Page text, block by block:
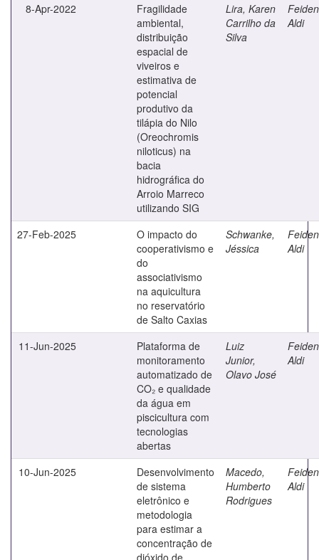
8-Apr-2022
Fragilidade
ambiental,
distribuição
espacial de
viveiros e
estimativa de
potencial
produtivo da
tilápia do Nilo
(Oreochromis
niloticus) na
bacia
hidrográfica do
Arroio Marreco
utilizando SIG
Lira, Karen
Carrilho da
Silva
Aldi
27-Feb-2025
O impacto do
cooperativismo e
do
associativismo
na aquicultura
no reservatório
de Salto Caxias
Schwanke,
Jéssica
Aldi
11-Jun-2025
Plataforma de
monitoramento
automatizado de
CO₂ e qualidade
da água em
piscicultura com
tecnologias
abertas
Luiz
Junior,
Olavo José
Aldi
10-Jun-2025
Desenvolvimento
de sistema
eletrônico e
metodologia
para estimar a
concentração de
dióxido de
Macedo,
Humberto
Rodrigues
Aldi